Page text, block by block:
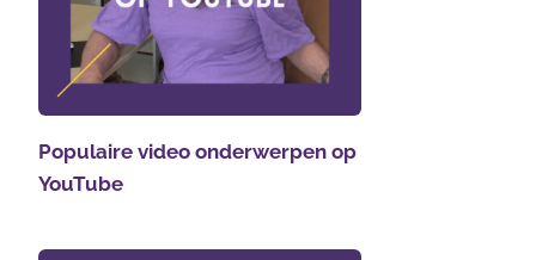
Populaire video onderwerpen op
YouTube